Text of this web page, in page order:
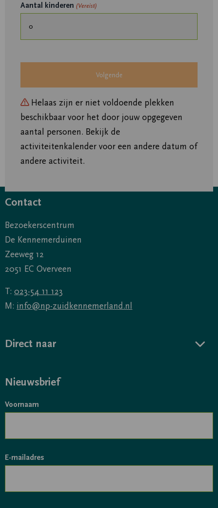
Aantal kinderen (Vereist)
Helaas zijn er niet voldoende plekken
beschikbaar voor het door jouw opgegeven
aantal personen. Bekijk de
activiteitenkalender voor een andere datum of
andere activiteit.
Contact
Bezoekerscentrum
De Kennemerduinen
Zeeweg 12
2051 EC Overveen
T: 023-54 11 123
M: info@np-zuidkennemerland.nl
Direct naar
Nieuwsbrief
Voornaam
E-mailadres